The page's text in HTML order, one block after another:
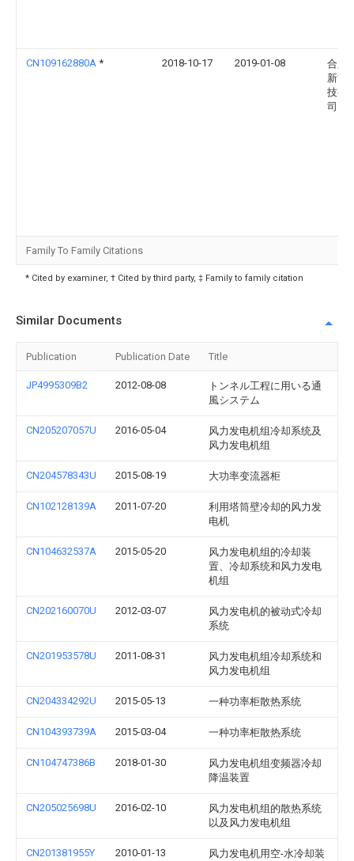
CN109162880A * 2018-10-17 2019-01-08
合肥
新能
技有
司
Family To Family Citations
* Cited by examiner, † Cited by third party, ‡ Family to family citation
Similar Documents
Publication Publication Date Title
JP4995309B2 2012-08-08
トンネル工程に用いる通
風システム
CN205207057U 2016-05-04
风力发电机组冷却系统及
风力发电机组
CN204578343U 2015-08-19 大功率变流器柜
CN102128139A 2011-07-20
利用塔筒壁冷却的风力发
电机
CN104632537A 2015-05-20
风力发电机组的冷却装
置、冷却系统和风力发电
机组
CN202160070U 2012-03-07
风力发电机的被动式冷却
系统
CN201953578U 2011-08-31
风力发电机组冷却系统和
风力发电机组
CN204334292U 2015-05-13 一种功率柜散热系统
CN104393739A 2015-03-04 一种功率柜散热系统
CN104747386B 2018-01-30
风力发电机组变频器冷却
降温装置
CN205025698U 2016-02-10
风力发电机组的散热系统
以及风力发电机组
CN201381955Y 2010-01-13
风力发电机用空-水冷却装